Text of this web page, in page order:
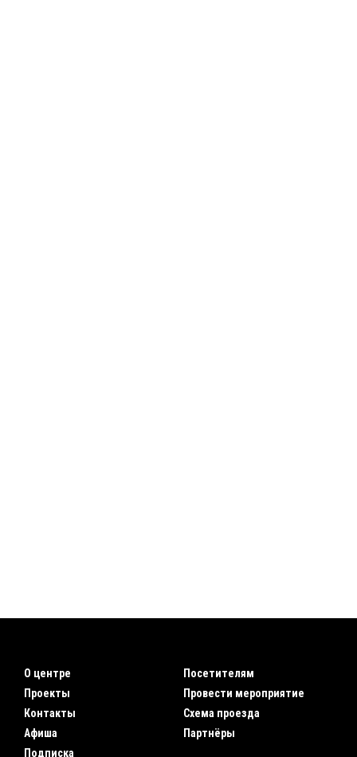
О центре
Проекты
Контакты
Афиша
Подписка
Посетителям
Провести мероприятие
Схема проезда
Партнёры